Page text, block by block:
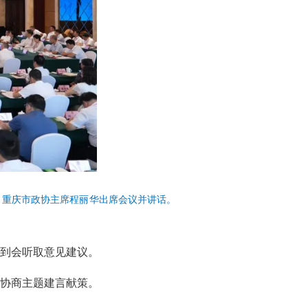
庆市政协主席程丽华出席会议并讲话。
会听取意见建议。
商主题建言献策。